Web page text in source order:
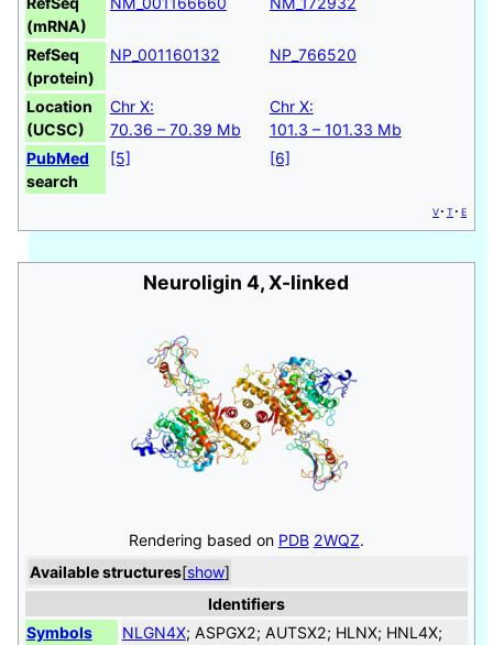
(mRNA)
RefSeq
(protein)
NP_001160132 NP_766520
Location
(UCSC)
Chr X:
70.36 – 70.39 Mb
Chr X:
101.3 – 101.33 Mb
PubMed
search
[5] [6]
v t e
Neuroligin 4, X-linked
Rendering based on PDB 2WQZ​.
[show]
Available structures
Identifiers
Symbols
NLGN4X; ASPGX2; AUTSX2; HLNX; HNL4X;